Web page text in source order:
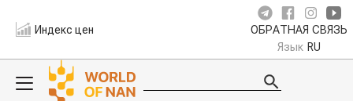
Индекс цен ОБРАТНАЯ СВЯЗЬ
Язык RU